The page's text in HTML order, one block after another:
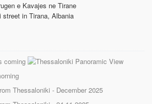
e Kavajes ne Tirane
street in Tirana, Albania